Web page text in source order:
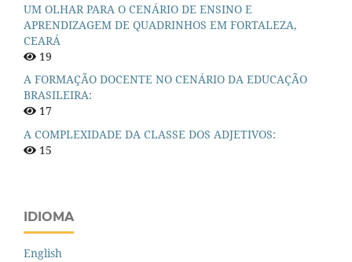
UM OLHAR PARA O CENÁRIO DE ENSINO E
APRENDIZAGEM DE QUADRINHOS EM FORTALEZA,
CEARÁ
19
A FORMAÇÃO DOCENTE NO CENÁRIO DA EDUCAÇÃO
BRASILEIRA:
17
A COMPLEXIDADE DA CLASSE DOS ADJETIVOS:
15
IDIOMA
English